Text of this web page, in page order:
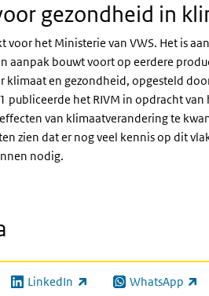
gezondheid in
voor het Ministerie van VWS. Het is
aanpak bouwt voort op eerdere
klimaat en gezondheid, opgesteld
publiceerde het RIVM in opdracht van
van klimaatverandering te
zien dat er nog veel kennis op dit
nodig.
LinkedIn
(externe link) WhatsApp
(externe link)